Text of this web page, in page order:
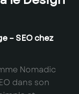
– SEO chez
Nomadic
dans son